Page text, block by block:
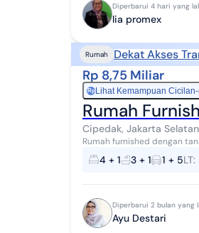
Diperbarui 4 hari yang
lia promex
Rumah Dekat Akses
Rp 8,75 Miliar
RpLihat Kemampuan
Rumah
Cipedak, Jakarta Selatan
Rumah furnished dengan tanah luas. Masih bisa bangun 3 rumah lagi di lahan yang
Jagakarsa. Akses jalanan
4 + 1 3 + 1 1 + 5LT:
Diperbarui 2 bulan yang
Ayu Destari